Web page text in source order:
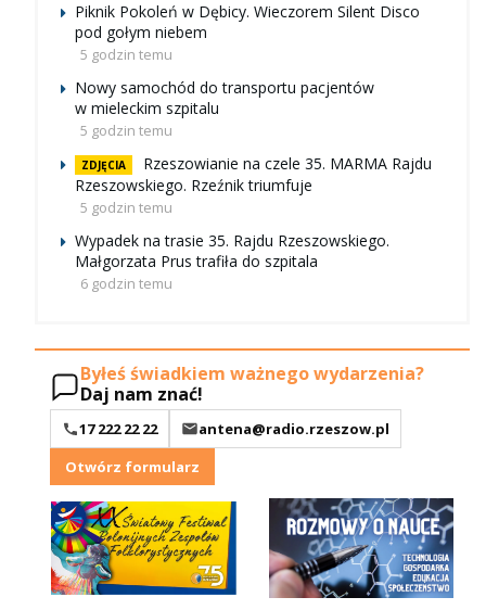
Piknik Pokoleń w Dębicy. Wieczorem Silent Disco
pod gołym niebem
5 godzin temu
Nowy samochód do transportu pacjentów
w mieleckim szpitalu
5 godzin temu
ZDJĘCIA
Rzeszowianie na czele 35. MARMA Rajdu
Rzeszowskiego. Rzeźnik triumfuje
5 godzin temu
Wypadek na trasie 35. Rajdu Rzeszowskiego.
Małgorzata Prus trafiła do szpitala
6 godzin temu
Byłeś świadkiem ważnego wydarzenia?
Daj nam znać!
17 222 22 22
antena@radio.rzeszow.pl
Otwórz formularz